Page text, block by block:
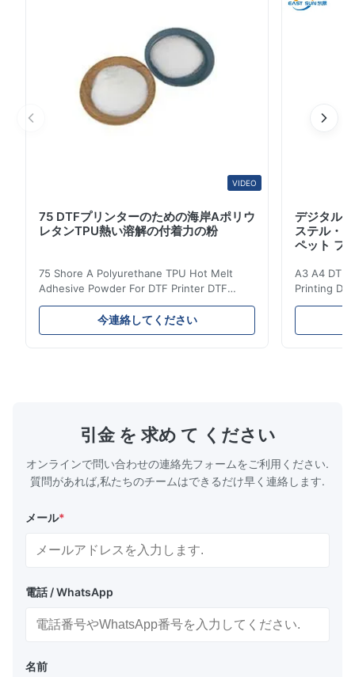
性化: 接着パウダーは、転写プロセス中に活性化するため
に熱を必要とします。ヒートプレスを使用して熱にさらさ
れると、パウダーが溶けてデザインと生地の間に強力な結
合が形成されます。 接着強度: DTF ホットメルト接着剤
パウダーはさまざまな布地に強力に接着し、デザインを確
実に転写して布地表面に接着します。これにより、耐...
VIDEO
75 DTFプリンターのための海岸Aポリウ
レタンTPU熱い溶解の付着力の粉
75 Shore A Polyurethane TPU Hot Melt
Adhesive Powder For DTF Printer DTF
Powder Technical Parameters Bonding
Parameters ( reference only) Temperature
110-130℃ Press 0.5-1.5 kg/cm2 Time 8-20
今連絡してください
デジタル
ステル・
ペット フ
A3 A4 DTF
Printing
application
pattern
引金 を 求め て ください
オンラインで問い合わせの連絡先フォームをご利用ください.
質問があれば,私たちのチームはできるだけ早く連絡します.
メール*
電話 / WhatsApp
名前